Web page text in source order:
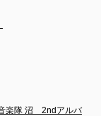
楽隊 沼　2ndアルバ